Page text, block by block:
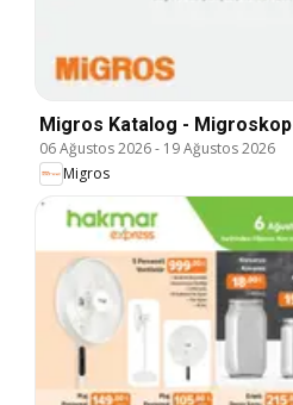
Migros Katalog - Migroskop
06 Ağustos 2026- 19 Ağustos 2026
Migros